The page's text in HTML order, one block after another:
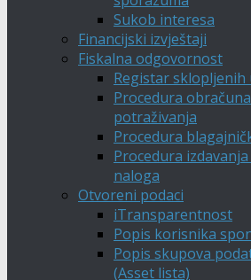
Sukob interesa
Financijski izvještaji
Fiskalna odgovornost
Registar sklopljenih
Procedura
potraživanja
Procedura
Procedura
naloga
Otvoreni podaci
iTransparentnost
Popis korisnika
Popis skupova
(Asset lista)